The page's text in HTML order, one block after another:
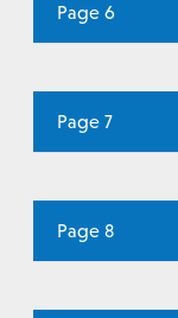
Page 6
Page 7
Page 8